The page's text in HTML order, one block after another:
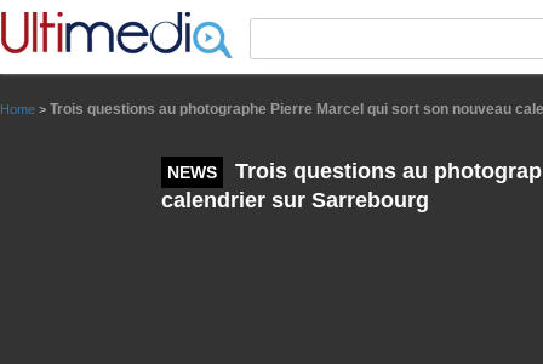
Home > Trois questions au photographe Pierre Marcel qui sort son nouveau
NEWS
Trois questions au
calendrier sur Sarrebourg
Panneau de gestion des cookies